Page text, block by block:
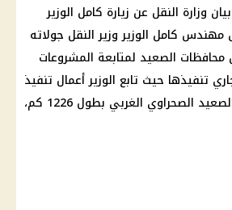
وزارة النقل عن زيارة كامل الوزير
مهندس كامل الوزير وزيرالنقل جولاته
الصعيد لمتابعة المشروعات
تنفيذها حيث تابع الوزير أعمال تنفيذ
مشروع تطوير طريق الصعيد الصحراوي الغربي بطول 1226 كم،